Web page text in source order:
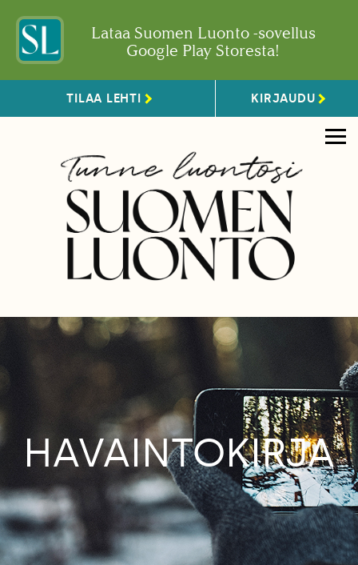
Lataa Suomen Luonto -sovellus
Google Play Storesta!
TILAA LEHTI KIRJAUDU
HAVAINTOKIRJA